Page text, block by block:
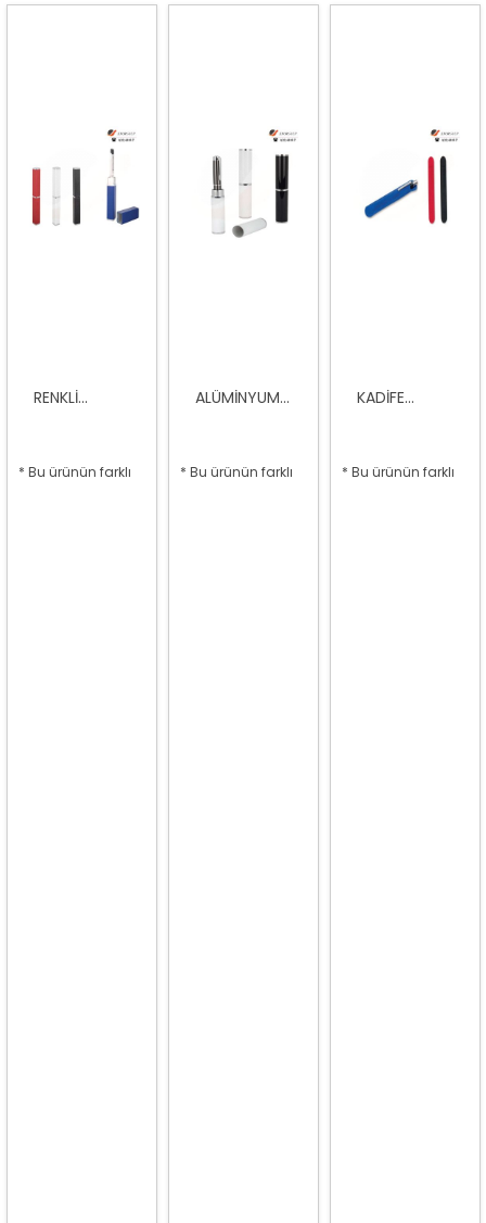
RENKLI...
* Bu ürünün farklı
ALÜMINYUM...
* Bu ürünün farklı
KADIFE...
* Bu ürünün farklı